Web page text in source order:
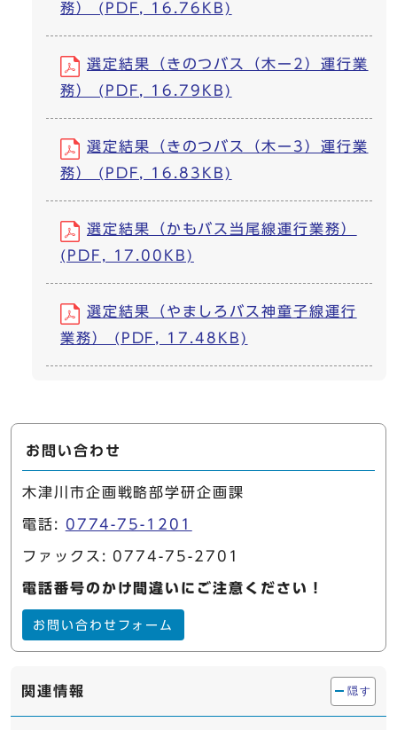
務） (PDF, 16.76KB)
選定結果（きのつバス（木ー2）運行業
務） (PDF, 16.79KB)
選定結果（きのつバス（木ー3）運行業
務） (PDF, 16.83KB)
選定結果（かもバス当尾線運行業務）
(PDF, 17.00KB)
選定結果（やましろバス神童子線運行
業務） (PDF, 17.48KB)
お問い合わせ
木津川市企画戦略部学研企画課
電話: 0774-75-1201
ファックス: 0774-75-2701
電話番号のかけ間違いにご注意ください！
お問い合わせフォーム
関連情報 隠す